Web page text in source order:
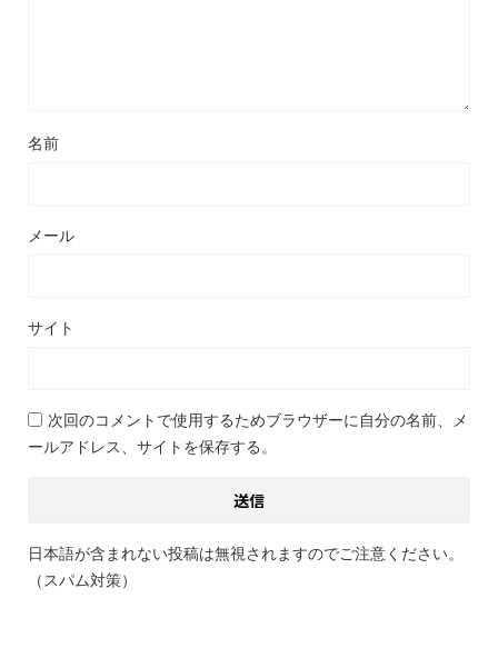
名前
メール
サイト
次回のコメントで使用するためブラウザーに自分の名前、メ
ールアドレス、サイトを保存する。
日本語が含まれない投稿は無視されますのでご注意ください。
（スパム対策）